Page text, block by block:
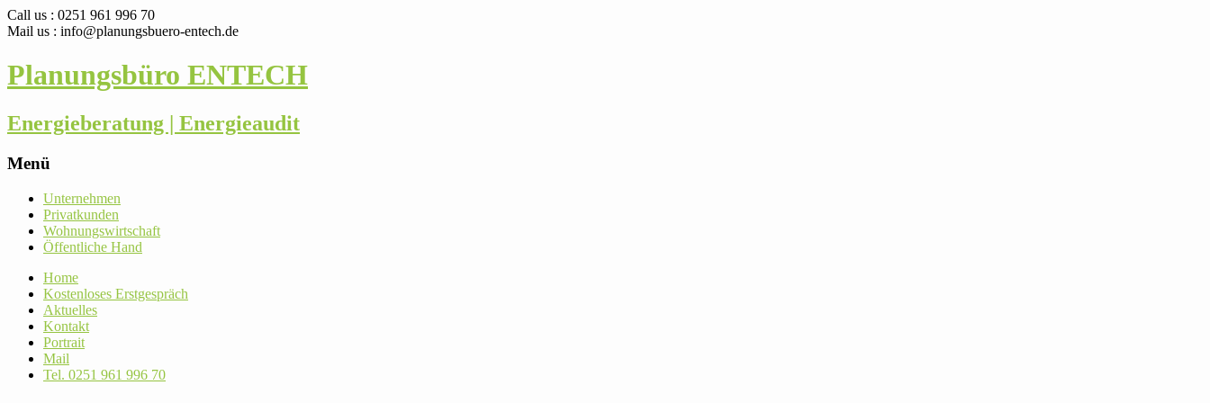
Call us : 0251 961 996 70
Mail us : info@planungsbuero-entech.de
Planungsbüro ENTECH
Energieberatung | Energieaudit
Menü
Skip
content
Unter­nehmen
Pri­vat­kunden
Woh­nungs­wirt­schaft
Öffent­liche Hand
Home
Kos­ten­loses Erstgespräch
Aktu­elles
Kontakt
Por­trait
Mail
Tel. 0251 961 996 70